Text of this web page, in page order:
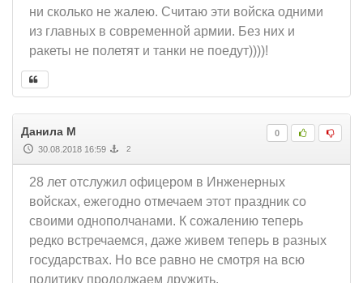
ни сколько не жалею. Считаю эти войска одними
из главных в современной армии. Без них и
ракеты не полетят и танки не поедут))))!
0
Данила М
30.08.2018 16:59 2
28 лет отслужил офицером в Инженерных
войсках, ежегодно отмечаем этот праздник со
своими однополчанами. К сожалению теперь
редко встречаемся, даже живем теперь в разных
государствах. Но все равно не смотря на всю
политику продолжаем дружить.